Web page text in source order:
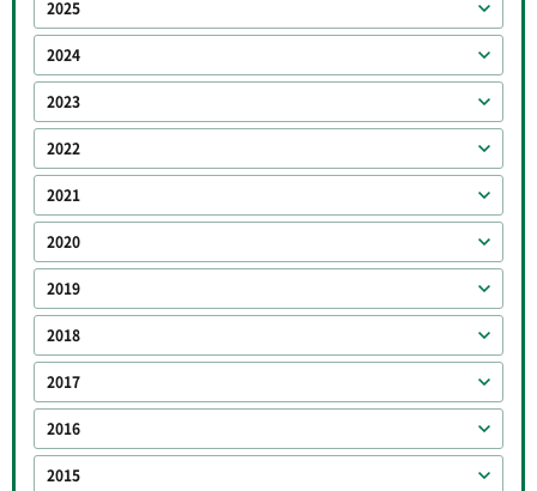
2025
2024
2023
2022
2021
2020
2019
2018
2017
2016
2015